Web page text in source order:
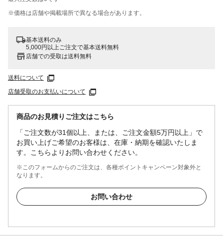
※価格は​店舗や​掲載場所で​異なる​場合が​あります。
基本送料のみ
5,000円以上ご注文で基本送料無料
店舗での受取は送料無料
送料について
店舗受取のお支払いについて
商品のお見積りご注文はこちら
「ご注文数が31個以上、または、ご注文金額5万円以上」で
お買い上げご希望のお客様は、在庫・納期を確認いたしま
す。こちらよりお問い合わせください。
※このフォームからのご注文は、各種ポイントキャンペーン対象外と
なります。
お問い合わせ